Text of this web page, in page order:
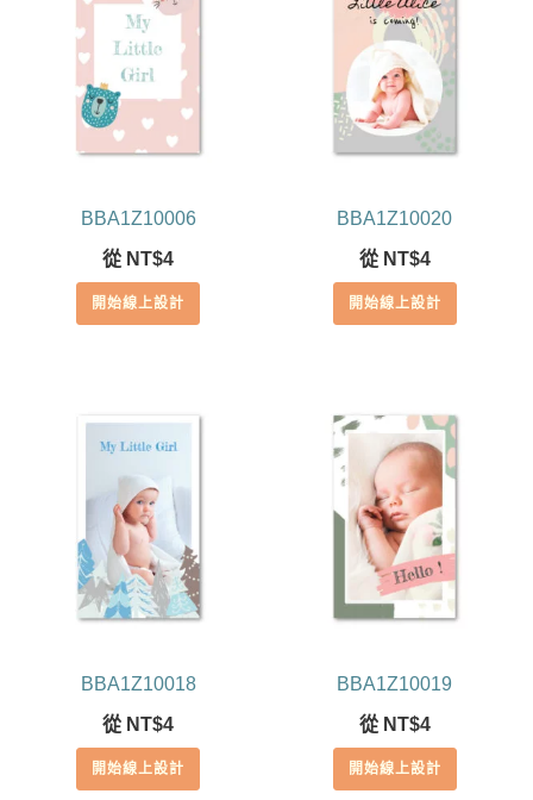
BBA1Z10006
從 NT$4
開始線上設計
BBA1Z10020
從 NT$4
開始線上設計
BBA1Z10018
從 NT$4
開始線上設計
BBA1Z10019
從 NT$4
開始線上設計